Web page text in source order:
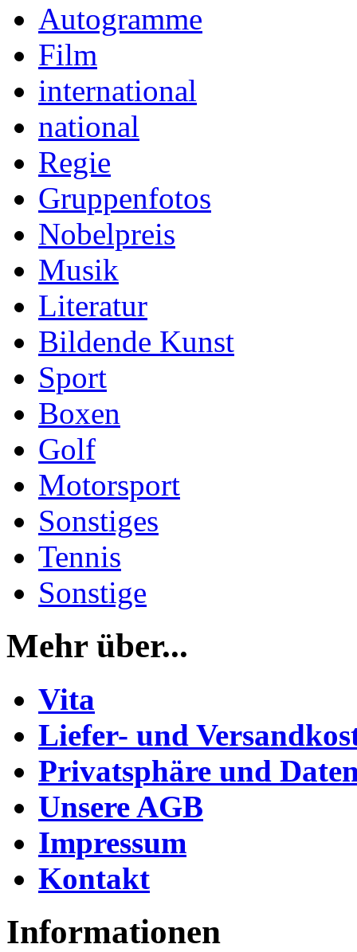
Autogramme
Film
international
national
Regie
Gruppenfotos
Nobelpreis
Musik
Literatur
Bildende Kunst
Sport
Boxen
Golf
Motorsport
Sonstiges
Tennis
Sonstige
Mehr über...
Vita
Liefer- und
Privatsphäre und
Unsere AGB
Impressum
Kontakt
Informationen